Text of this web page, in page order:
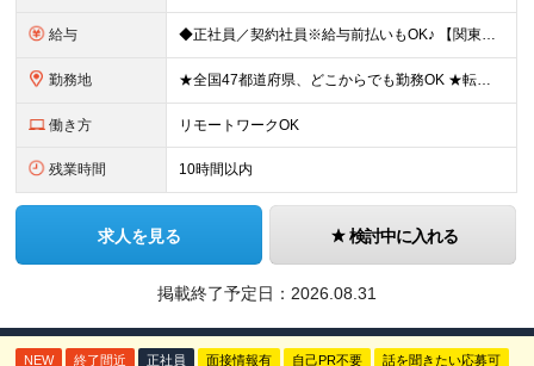
給与 ◆正社員／契約社員※給与前払いもOK♪ 【関東（一都三県）】 月給25万円～ ※固定残業代（月20時間分／月3万2383円）を含む。超過分は別途支給。 ※試用期間中の給与は月給22万円～ 【関東（北
勤務地 ★全国47都道府県、どこからでも勤務OK ★転勤なし！腰を据えて活躍◎ ★マイカー通勤OK（拠点による） ★業務に慣れたら、ゆくゆくはリモート併用やフルリモートも可能 全国のお客様先にて勤務していた
働き方 リモートワークOK
残業時間 10時間以内
求人を見る 検討中に入れる
掲載終了予定日： 2026.08.31
NEW 終了間近 正社員 面接情報有 自己PR不要 話を聞きたい応募可